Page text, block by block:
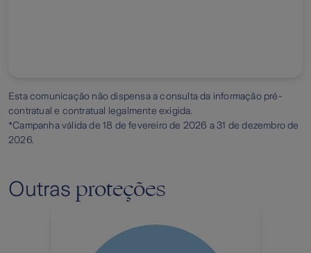
Esta comunicação não dispensa a consulta da informação pré-
contratual e contratual legalmente exigida.
*Campanha válida de 18 de fevereiro de 2026 a 31 de dezembro de
2026.
Outras proteções